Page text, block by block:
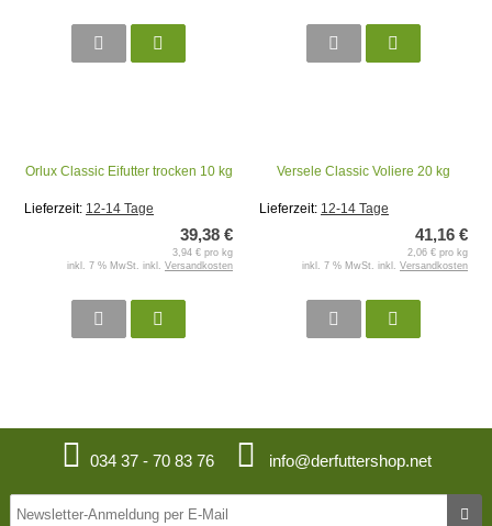
Orlux Classic Eifutter trocken 10 kg
Lieferzeit: 12-14 Tage
39,38 €
3,94 € pro kg
inkl. 7 % MwSt. inkl. Versandkosten
Versele Classic Voliere 20 kg
Lieferzeit: 12-14 Tage
41,16 €
2,06 € pro kg
inkl. 7 % MwSt. inkl. Versandkosten
034 37 - 70 83 76 info@derfuttershop.net